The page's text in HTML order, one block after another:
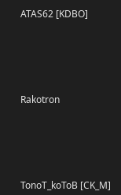
ATAS62 [KDBO]
Rakotron
TonoT_koToB [CK_M]